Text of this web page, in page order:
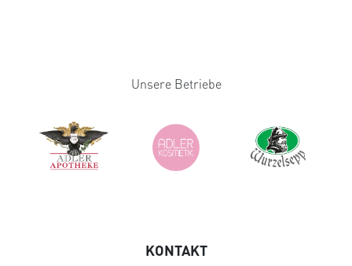
Unsere Betriebe
KONTAKT